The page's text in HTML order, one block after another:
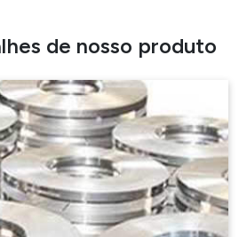
de nosso produto